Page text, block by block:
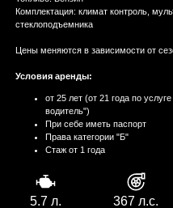
Коробка передач: Автоматическая
Топливо: Бензин
стеклоподъемника
Цены меняются в зависимости от
Условия аренды:
от 25 лет (от 21 года по
водитель")
Права категории "Б"
Стаж от 1 года
5.7 л. 367 л.с.